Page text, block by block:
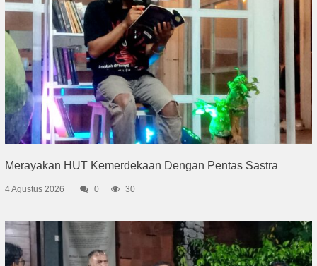
Merayakan HUT Kemerdekaan Dengan Pentas Sastra
4 Agustus 2026 0 30